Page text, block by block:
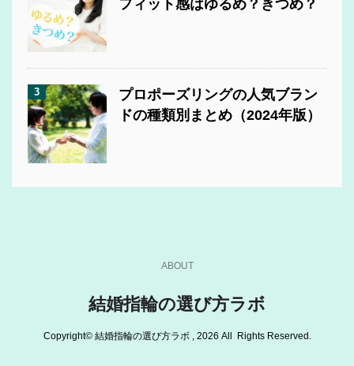
フィット感はゆるめ？きつめ？
3
プロポーズリングの人気ブラン
ドの種類別まとめ（2024年版）
ABOUT
結婚指輪の選び方ラボ
Copyright© 結婚指輪の選び方ラボ , 2026 All Rights Reserved.